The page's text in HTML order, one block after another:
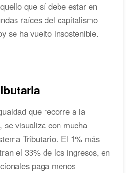
que sí debe estar en
raíces del capitalismo
se ha vuelto insostenible.
que recorre a la
se visualiza con mucha
Tributario. El 1% más
el 33% de los ingresos, en
paga menos